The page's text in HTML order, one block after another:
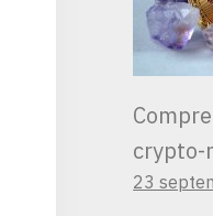
crypto-
23